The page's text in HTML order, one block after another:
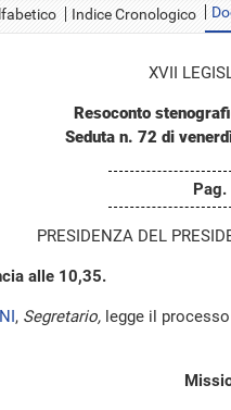
Indice Cronologico
XVII
Resoconto
Seduta n. 72 di
Pag.
PRESIDENZA DEL
alle 10,35.
, Segretario, legge il